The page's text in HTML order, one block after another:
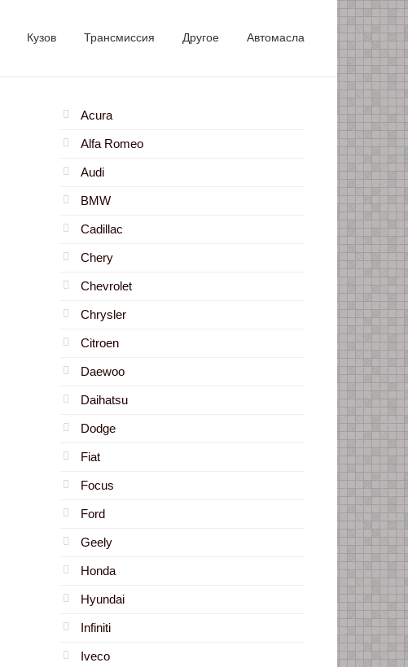
Кузов Трансмиссия Другое Автомасла
Acura
Alfa Romeo
Audi
BMW
Cadillac
Chery
Chevrolet
Chrysler
Citroen
Daewoo
Daihatsu
Dodge
Fiat
Focus
Ford
Geely
Honda
Hyundai
Infiniti
Iveco